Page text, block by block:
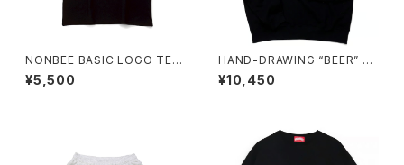
NONBEE BASIC LOGO TEE
black/black
¥5,500
HAND-DRAWING “BEER” H
OODIE black
¥10,450